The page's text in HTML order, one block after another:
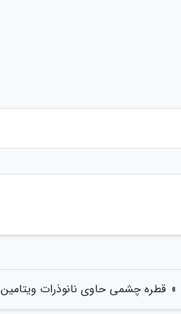
» قطره چشمی حاوی نانوذرات ویتامین A ساخته شد